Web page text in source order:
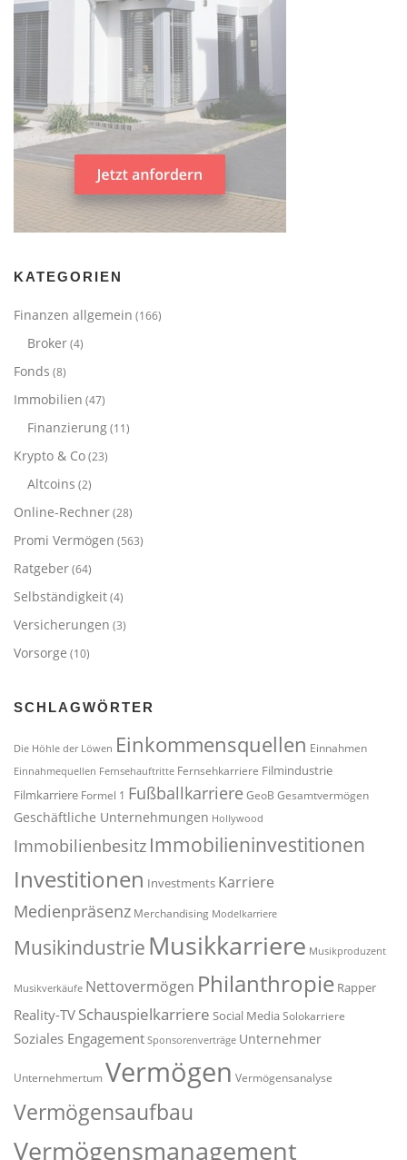
KATEGORIEN
Finanzen allgemein (166)
Broker(4)
Fonds (8)
Immobilien (47)
Finanzierung(11)
Krypto & Co(23)
Altcoins (2)
Online-Rechner(28)
Promi Vermögen (563)
Ratgeber(64)
Selbständigkeit(4)
Versicherungen (3)
Vorsorge (10)
SCHLAGWÖRTER
Die Höhle der Löwen Einkommensquellen Einnahmen
Einnahmequellen Fernsehauftritte Fernsehkarriere Filmindustrie
Filmkarriere Formel 1 Fußballkarriere GeoB Gesamtvermögen
Geschäftliche Unternehmungen Hollywood
Immobilienbesitz Immobilieninvestitionen
Investitionen Investments Karriere
Medienpräsenz Merchandising Modelkarriere
Musikindustrie Musikkarriere Musikproduzent
Musikverkäufe Nettovermögen Philanthropie Rapper
Reality-TV Schauspielkarriere Social MediaSolokarriere
Soziales Engagement Sponsorenverträge Unternehmer
UnternehmertumVermögen Vermögensanalyse
Vermögensaufbau
Vermögensmanagement